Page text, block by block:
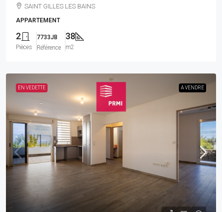
SAINT GILLES LES BAINS
APPARTEMENT
2
Pièces
7733JB
Référence
38
m2
EN VEDETTE A VENDRE